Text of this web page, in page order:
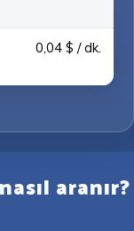
0,04 $ / dk.
aranır?